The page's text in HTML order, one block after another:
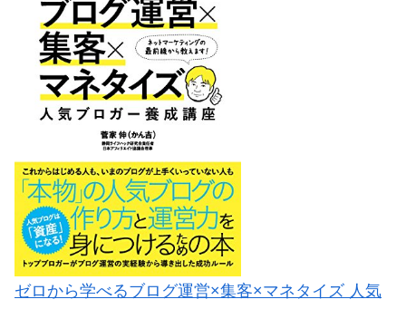
ゼロから学べるブログ運営×集客×マネタイズ 人気